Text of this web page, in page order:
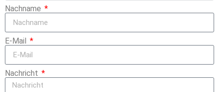
Nachname
E-Mail
Nachricht